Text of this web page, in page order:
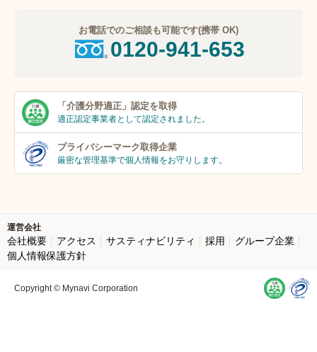
お電話でのご相談も可能です(携帯 OK)
0120-941-653
「介護分野適正」 認定を取得
適正認定事業者として認定されました。
プライバシーマーク取得企業
厳密な管理基準で個人情報をお守りします。
運営会社
会社概要 アクセス サスティナビリティ 採用
グループ企業
個人情報保護方針
Copyright © Mynavi Corporation